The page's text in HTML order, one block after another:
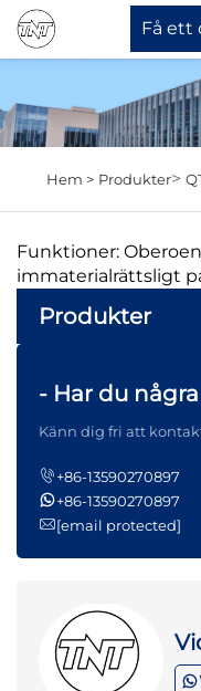
Få ett
Om oss
Nyheter
Kontakta Oss
Hem > Produkter>
Funktioner:
immaterialrättsligt
Produkter
- Har du
Känn dig fri att
+86-13590270897
+86-13590270897
[email protected]